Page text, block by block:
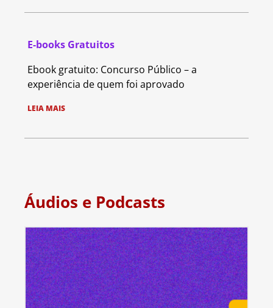
E-books Gratuitos
Ebook gratuito: Concurso Público – a
experiência de quem foi aprovado
LEIA MAIS
Áudios e Podcasts